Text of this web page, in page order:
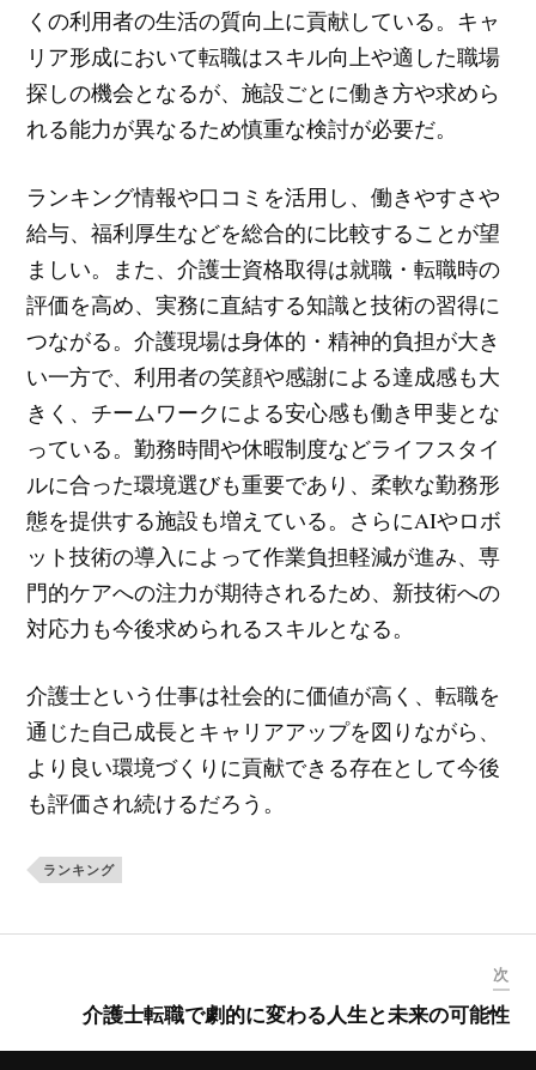
くの利用者の生活の質向上に貢献している。キャ
リア形成において転職はスキル向上や適した職場
探しの機会となるが、施設ごとに働き方や求めら
れる能力が異なるため慎重な検討が必要だ。
ランキング情報や口コミを活用し、働きやすさや
給与、福利厚生などを総合的に比較することが望
ましい。また、介護士資格取得は就職・転職時の
評価を高め、実務に直結する知識と技術の習得に
つながる。介護現場は身体的・精神的負担が大き
い一方で、利用者の笑顔や感謝による達成感も大
きく、チームワークによる安心感も働き甲斐とな
っている。勤務時間や休暇制度などライフスタイ
ルに合った環境選びも重要であり、柔軟な勤務形
態を提供する施設も増えている。さらにAIやロボ
ット技術の導入によって作業負担軽減が進み、専
門的ケアへの注力が期待されるため、新技術への
対応力も今後求められるスキルとなる。
介護士という仕事は社会的に価値が高く、転職を
通じた自己成長とキャリアアップを図りながら、
より良い環境づくりに貢献できる存在として今後
も評価され続けるだろう。
ランキング
次
介護士転職で劇的に変わる人生と未来の可能性